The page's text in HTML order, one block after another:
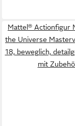
Mattel® Actionfigur
the Universe
18, beweglich,
mit